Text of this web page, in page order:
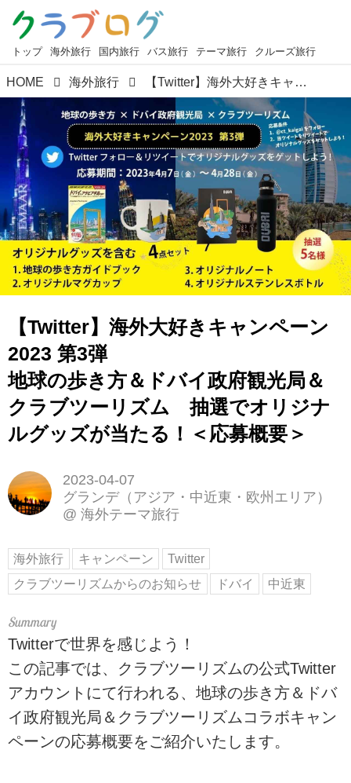
トップ 海外旅行 国内旅行 バス旅行 テーマ旅行 クルーズ旅行
HOME 海外旅行 【Twitter】海外大好きキャンペーン2023 第3弾 地球の歩き方＆ドバイ政府観光局＆クラブツーリズム 抽選でオリジナルグッズが当たる！＜応募概要＞
【Twitter】海外大好きキャンペーン
2023 第3弾
地球の歩き方＆ドバイ政府観光局＆
クラブツーリズム 抽選でオリジナ
ルグッズが当たる！＜応募概要＞
2023-04-07
グランデ（アジア・中近東・欧州エリア）
@ 海外テーマ旅行
海外旅行 キャンペーン
Twitter
クラブツーリズムからのお知らせ
ドバイ 中近東
Twitterで世界を感じよう！
この記事では、クラブツーリズムの公式Twitter
アカウントにて行われる、地球の歩き方＆ドバ
イ政府観光局＆クラブツーリズムコラボキャン
ペーンの応募概要をご紹介いたします。